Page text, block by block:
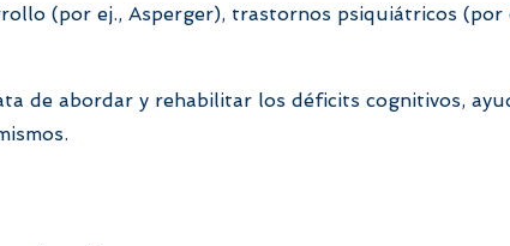
(por ej., Asperger), trastornos psiquiátricos (por
de abordar y rehabilitar los déficits cognitivos,